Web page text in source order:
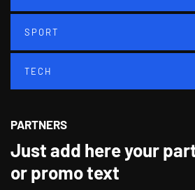
SPORT
TECH
PARTNERS
Just add here your
or promo text